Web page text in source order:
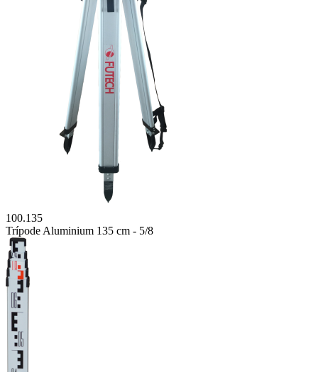
100.135
Trípode Aluminium 135 cm - 5/8